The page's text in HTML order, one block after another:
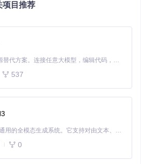
式下的卡顿
决策流程定制你的优化方案
本（支持1.20e/1.24e/1.26a/1.27a/b）
和刷新率
水平（低端/中端/高端）
择
项目推荐
Claude Code 的开源替代方案。连接任意大模型，编辑代码，运行命令，自动验证 — 全自动执行。用 Rust 构建，极致性能。 ｜ An open-source alternative to Claude Code. Connect any LLM, edit code, run commands, and verify changes — autonomously. Built in Rust for speed. Get Started
537
MiniMax H3 是一个通用的全模态生成系统。它支持对由文本、图像、视频和音频组成的多模态上下文进行统一理解，并能生成分辨率高达 2K、时长可达 15 秒的带原生立体声音频的视频。得益于面向任务泛化的系统设计，H3 在预训练阶段就已具备广泛的多模态上下文理解与生成能力，能够出色地执行复杂的多模态指令。
0